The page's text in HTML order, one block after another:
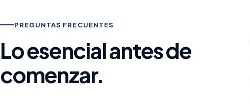
PREGUNTAS FRECUENTES
Lo esencial antes de
comenzar.